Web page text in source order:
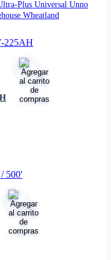
Plus Universal Unno
Wheatland